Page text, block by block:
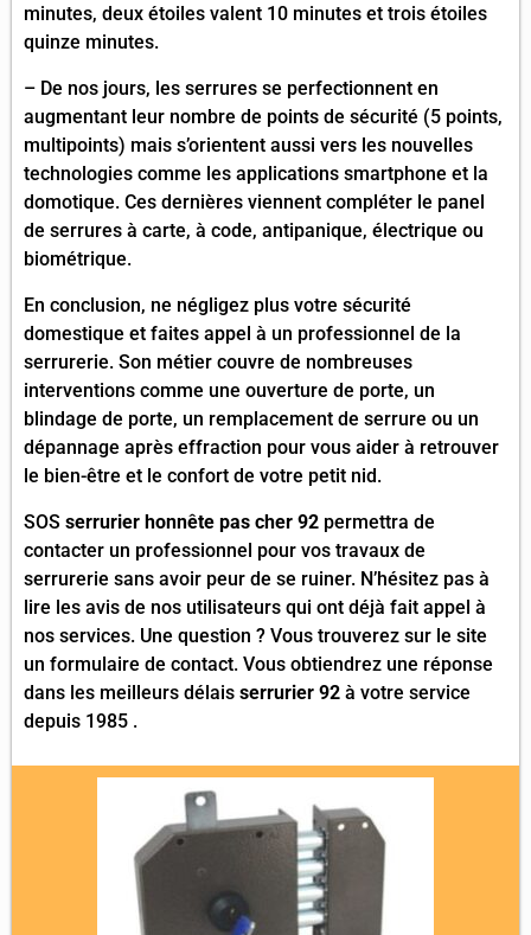
minutes, deux étoiles valent 10 minutes et trois étoiles
quinze minutes.
– De nos jours, les serrures se perfectionnent en
augmentant leur nombre de points de sécurité (5 points,
multipoints) mais s’orientent aussi vers les nouvelles
technologies comme les applications smartphone et la
domotique. Ces dernières viennent compléter le panel
de serrures à carte, à code, antipanique, électrique ou
biométrique.
En conclusion, ne négligez plus votre sécurité
domestique et faites appel à un professionnel de la
serrurerie. Son métier couvre de nombreuses
interventions comme une ouverture de porte, un
blindage de porte, un remplacement de serrure ou un
dépannage après effraction pour vous aider à retrouver
le bien-être et le confort de votre petit nid.
SOS serrurier honnête pas cher 92 permettra de
contacter un professionnel pour vos travaux de
serrurerie sans avoir peur de se ruiner. N’hésitez pas à
lire les avis de nos utilisateurs qui ont déjà fait appel à
nos services. Une question ? Vous trouverez sur le site
un formulaire de contact. Vous obtiendrez une réponse
dans les meilleurs délais serrurier 92 à votre service
depuis 1985 .